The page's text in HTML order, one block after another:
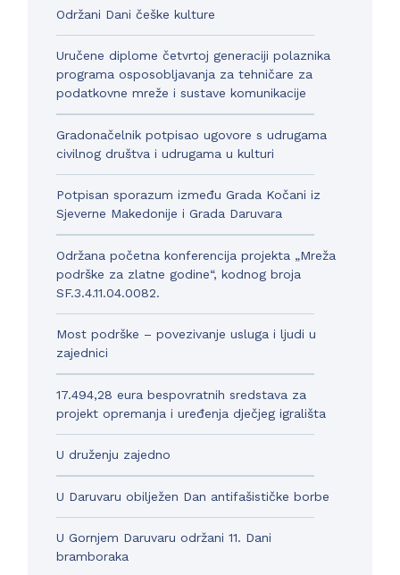
Održani Dani češke kulture
Uručene diplome četvrtoj generaciji polaznika
programa osposobljavanja za tehničare za
podatkovne mreže i sustave komunikacije
Gradonačelnik potpisao ugovore s udrugama
civilnog društva i udrugama u kulturi
Potpisan sporazum između Grada Kočani iz
Sjeverne Makedonije i Grada Daruvara
Održana početna konferencija projekta „Mreža
podrške za zlatne godine“, kodnog broja
SF.3.4.11.04.0082.
Most podrške – povezivanje usluga i ljudi u
zajednici
17.494,28 eura bespovratnih sredstava za
projekt opremanja i uređenja dječjeg igrališta
U druženju zajedno
U Daruvaru obilježen Dan antifašističke borbe
U Gornjem Daruvaru održani 11. Dani
bramboraka